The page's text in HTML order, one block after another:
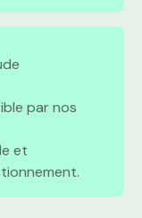
par nos
et